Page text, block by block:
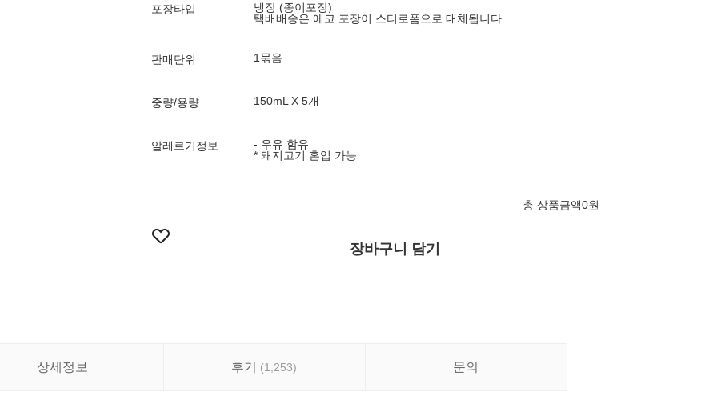
포장타입
냉장 (종이포장)
택배배송은 에코 포장이 스티로폼으로 대체됩니다.
판매단위 1묶음
중량/용량 150mL X 5개
알레르기정보
- 우유 함유
* 돼지고기 혼입 가능
총 상품금액0원
장바구니 담기
상세정보 후기 (1,253) 문의